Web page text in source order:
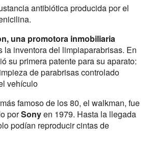
antibiótica producida por el
una promotora inmobiliaria
la inventora del limpiaparabrisas.​ En
su primera patente para su aparato:
de parabrisas controlado
vehículo
famoso de los 80, el walkman, fue
porSonyen 1979. Hasta la llegada
podían reproducir cintas de